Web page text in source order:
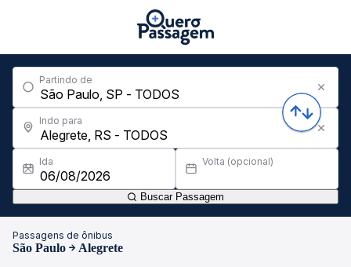
Partindo de
Indo para
Ida Volta (opcional)
Buscar Passagem
Passagens de ônibus
São Paulo Alegrete